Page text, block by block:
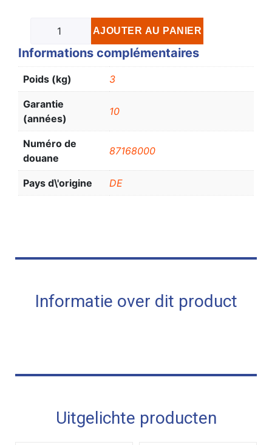
AJOUTER AU PANIER
Informations complémentaires
Poids (kg) 3
Garantie
(années)
10
Numéro de
douane
87168000
Pays d\'origine DE
Informatie over dit product
Uitgelichte producten